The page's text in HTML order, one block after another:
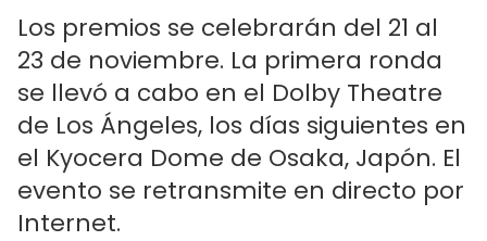
Los premios se celebrarán del 21 al
23 de noviembre. La primera ronda
se llevó a cabo en el Dolby Theatre
de Los Ángeles, los días siguientes en
el Kyocera Dome de Osaka, Japón. El
evento se retransmite en directo por
Internet.